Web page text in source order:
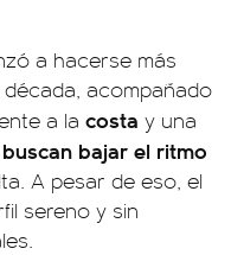
a hacerse más
acompañado
a la costa y una
buscan bajar el ritmo
A pesar de eso, el
sereno y sin